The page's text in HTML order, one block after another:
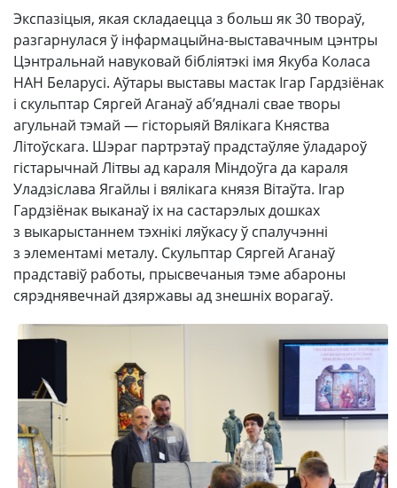
Экспазіцыя, якая складаецца з больш як 30 твораў,
разгарнулася ў інфармацыйна-выставачным цэнтры
Цэнтральнай навуковай бібліятэкі імя Якуба Коласа
НАН Беларусі. Аўтары выставы мастак Ігар Гардзіёнак
і скульптар Сяргей Аганаў аб’ядналі свае творы
агульнай тэмай — гісторыяй Вялікага Княства
Літоўскага. Шэраг партрэтаў прадстаўляе ўладароў
гістарычнай Літвы ад караля Міндоўга да караля
Уладзіслава Ягайлы і вялікага князя Вітаўта. Ігар
Гардзіёнак выканаў іх на састарэлых дошках
з выкарыстаннем тэхнікі ляўкасу ў спалучэнні
з элементамі металу. Скульптар Сяргей Аганаў
прадставіў работы, прысвечаныя тэме абароны
сярэднявечнай дзяржавы ад знешніх ворагаў.